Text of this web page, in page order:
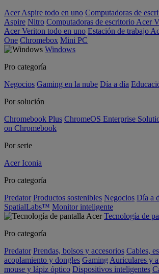
Acer Aspire todo en uno Computadoras de
Aspire Nitro Computadoras de escritorio Acer
Acer Veriton todo en uno Estación de trabajo
One Chromebox Mini PC
Windows
Pro categoría
Negocios Gaming en la nube Día a día
Por solución
Chromebook Plus ChromeOS Enterprise
on Chromebook
Por serie
Acer Iconia
Pro categoría
Predator Productos sostenibles Negocios Día a
SpatialLabs™ Monitor inteligente
Tecnología de
Pro categoría
Predator Prendas, bolsos y accesorios Cables,
acoplamiento y dongles Gaming Auriculares y
mouse y lápiz óptico Dispositivos inteligentes